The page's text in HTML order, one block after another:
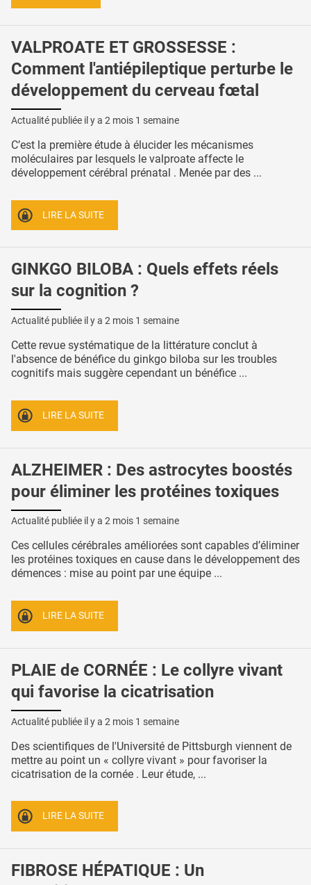
VALPROATE ET GROSSESSE :
Comment l'antiépileptique perturbe le
développement du cerveau fœtal
Actualité publiée il y a 2 mois 1 semaine
C’est la première étude à élucider les mécanismes
moléculaires par lesquels le valproate affecte le
développement cérébral prénatal . Menée par des ...
LIRE LA SUITE
GINKGO BILOBA : Quels effets réels
sur la cognition ?
Actualité publiée il y a 2 mois 1 semaine
Cette revue systématique de la littérature conclut à
l'absence de bénéfice du ginkgo biloba sur les troubles
cognitifs mais suggère cependant un bénéfice ...
LIRE LA SUITE
ALZHEIMER : Des astrocytes boostés
pour éliminer les protéines toxiques
Actualité publiée il y a 2 mois 1 semaine
Ces cellules cérébrales améliorées sont capables d’éliminer
les protéines toxiques en cause dans le développement des
démences : mise au point par une équipe ...
LIRE LA SUITE
PLAIE de CORNÉE : Le collyre vivant
qui favorise la cicatrisation
Actualité publiée il y a 2 mois 1 semaine
Des scientifiques de l'Université de Pittsburgh viennent de
mettre au point un « collyre vivant » pour favoriser la
cicatrisation de la cornée . Leur étude, ...
LIRE LA SUITE
FIBROSE HÉPATIQUE : Un